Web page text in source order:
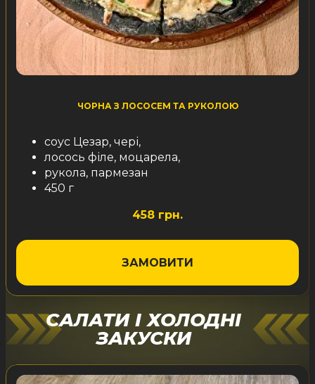
ЧОРНА З ЛОСОСЕМ ТА РУКОЛОЮ
соус Цезар, чері,
лосось філе, моцарела,
рукола, пармезан
450 г
458 грн.
ЗАМОВИТИ
САЛАТИ І ХОЛОДНІ
ЗАКУСКИ